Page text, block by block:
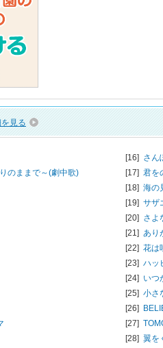
見る
のままで～(劇中歌)
[16] さん
[17] 君を
[18] 海の
[19] サザ
[20] さよ
[21] あり
[22] 花は
[23] ハッ
[24] いつ
[25] 小さ
[26]
[27]
[28] 翼を